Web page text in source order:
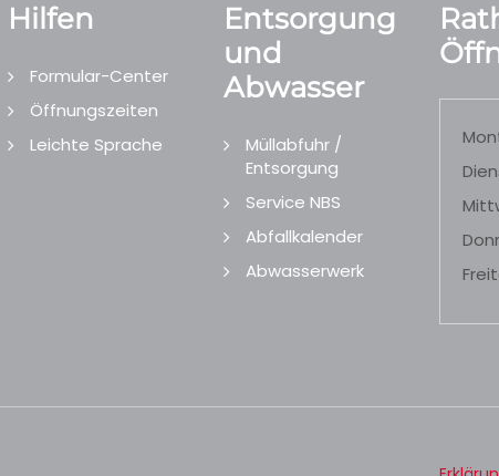
Hilfen
Formular-Center
Öffnungszeiten
Leichte Sprache
Entsorgung
und
Abwasser
Müllabfuhr /
Entsorgung
Service NBS
Abfallkalender
Abwasserwerk